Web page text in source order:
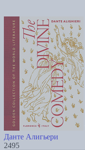
Данте Алигьери
2495